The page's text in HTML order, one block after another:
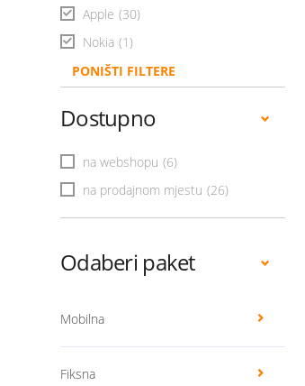
Apple (30)
Nokia (1)
PONIŠTI FILTERE
Dostupno
na webshopu (6)
na prodajnom mjestu (26)
Odaberi paket
Mobilna
Fiksna